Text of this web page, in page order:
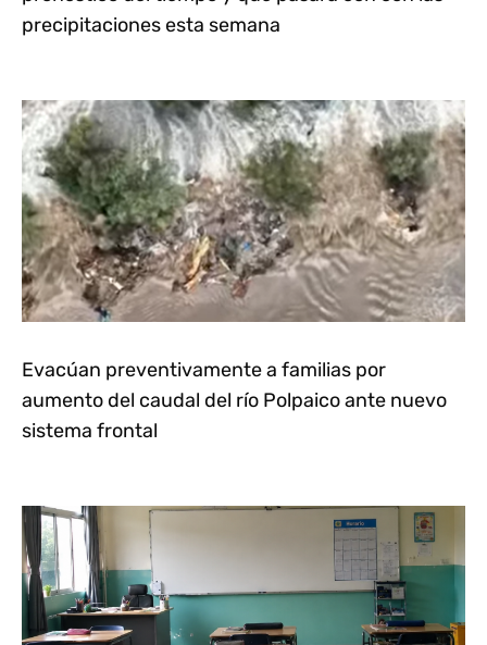
precipitaciones esta semana
Evacúan preventivamente a familias por
aumento del caudal del río Polpaico ante nuevo
sistema frontal